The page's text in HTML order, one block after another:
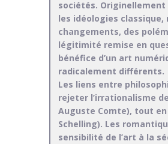
sociétés. Originellement
les idéologies
changements, des
légitimité remise en
bénéfice d’un art
radicalement différents.
Les liens entre
rejeter l’irrationalisme
Auguste Comte), tout
Schelling). Les
sensibilité de l’art à la